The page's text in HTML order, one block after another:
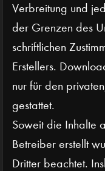
Verbreitung und
der Grenzen des
schriftlichen
Erstellers.
nur für den
gestattet.
Soweit die Inhalte
Betreiber erstellt
Dritter beachtet.